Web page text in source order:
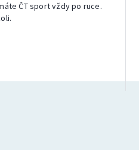
ČT sport vždy po ruce.